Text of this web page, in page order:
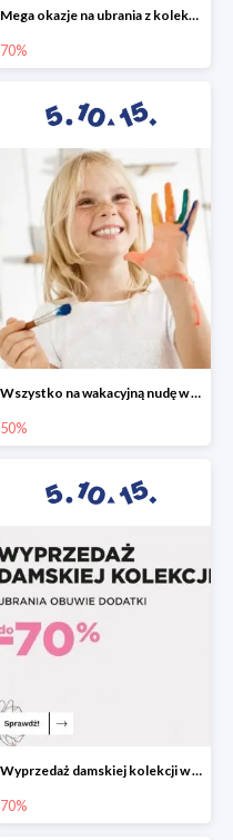
Mega okazje na ubrania z kolekcji wiosna-lato do -70%
70%
Wszystko na wakacyjną nudę w 5.10.15 - gry i zabawki do -50%
50%
Wyprzedaż damskiej kolekcji w 5.10.15 - ubrania, obuwie i dodatki do -70%
70%